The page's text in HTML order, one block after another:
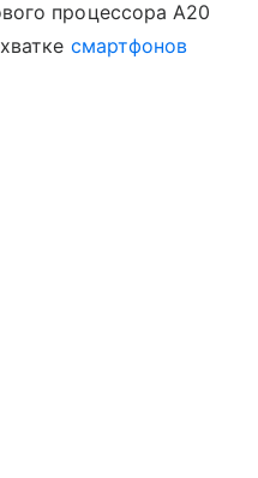
процессора A20
смартфонов